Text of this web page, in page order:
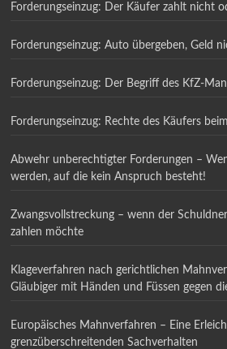
Forderungseinzug: Der Käufer zahlt nicht
Forderungseinzug: Auto übergeben, Geld
Forderungseinzug: Der Begriff des KfZ-
Forderungseinzug: Rechte des Käufers
Abwehr unberechtigter Forderungen –
werden, auf die kein Anspruch besteht!
Zwangsvollstreckung – wenn der
zahlen möchte
Klageverfahren nach gerichtlichen
Gläubiger mit Händen und Füssen gegen
Europäisches Mahnverfahren – Eine
grenzüberschreitenden Sachverhalten